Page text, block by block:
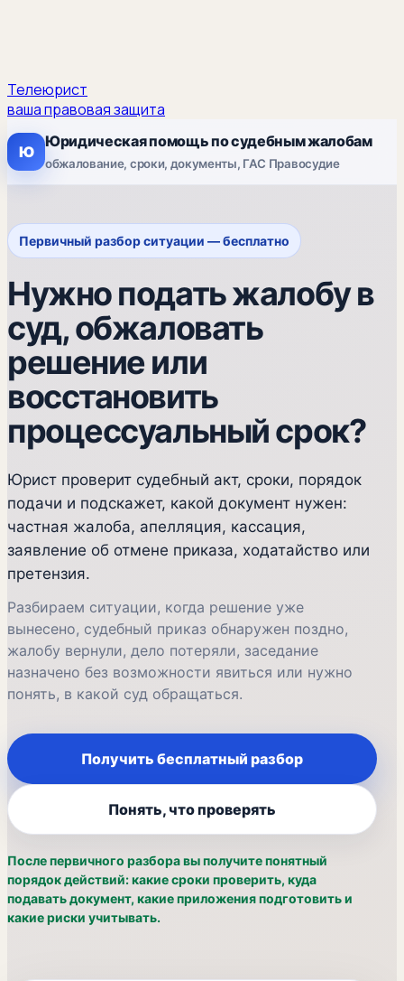
Телеюрист
ваша правовая защита
Ю
Юридическая помощь по судебным жалобам
обжалование, сроки, документы, ГАС Правосудие
Первичный разбор ситуации — бесплатно
Нужно подать жалобу в
суд, обжаловать
решение или
восстановить
процессуальный срок?
Юрист проверит судебный акт, сроки, порядок
подачи и подскажет, какой документ нужен:
частная жалоба, апелляция, кассация,
заявление об отмене приказа, ходатайство или
претензия.
Разбираем ситуации, когда решение уже
вынесено, судебный приказ обнаружен поздно,
жалобу вернули, дело потеряли, заседание
назначено без возможности явиться или нужно
понять, в какой суд обращаться.
Получить бесплатный разбор
Понять, что проверять
После первичного разбора вы получите понятный
порядок действий: какие сроки проверить, куда
подавать документ, какие приложения подготовить и
какие риски учитывать.